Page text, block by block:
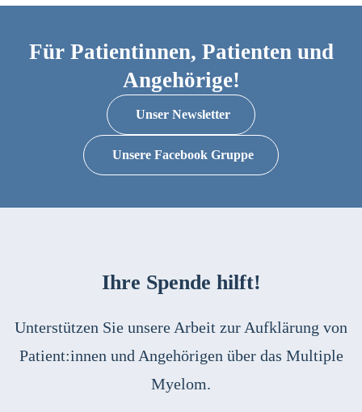
Für Patientinnen, Patienten und
Angehörige!
Unser Newsletter
Unsere Facebook Gruppe
Ihre Spende hilft!
Unterstützen Sie unsere Arbeit zur Aufklärung von
Patient:innen und Angehörigen über das Multiple
Myelom.